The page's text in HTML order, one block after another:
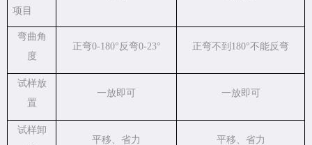
项目
弯曲角
度
正弯0-180°反弯0-23° 正弯不到180°不能反弯
试样放
置
一放即可 一放即可
试样卸
平移、省力 平移、省力